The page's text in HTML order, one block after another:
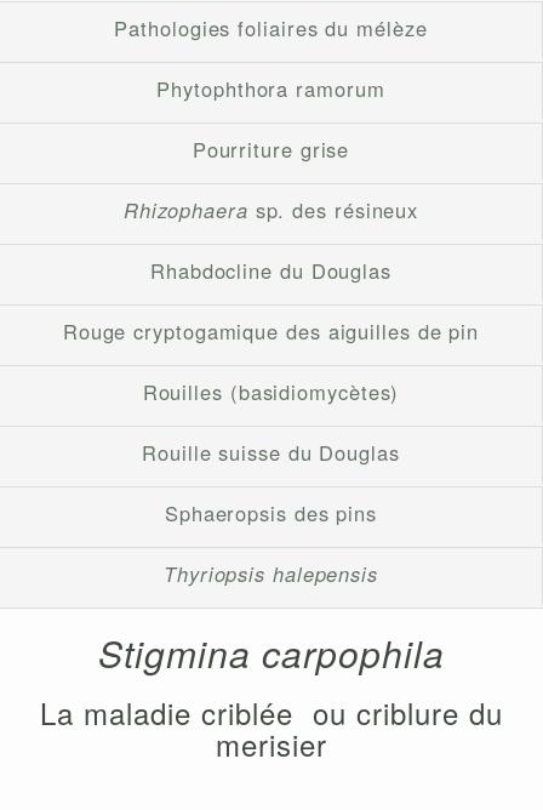
Pathologies foliaires du mélèze
Phytophthora ramorum
Pourriture grise
Rhizophaera sp. des résineux
Rhabdocline du Douglas
Rouge cryptogamique des aiguilles de pin
Rouilles (basidiomycètes)
Rouille suisse du Douglas
Sphaeropsis des pins
Thyriopsis halepensis
Stigmina carpophila
La maladie criblée ou criblure du
merisier